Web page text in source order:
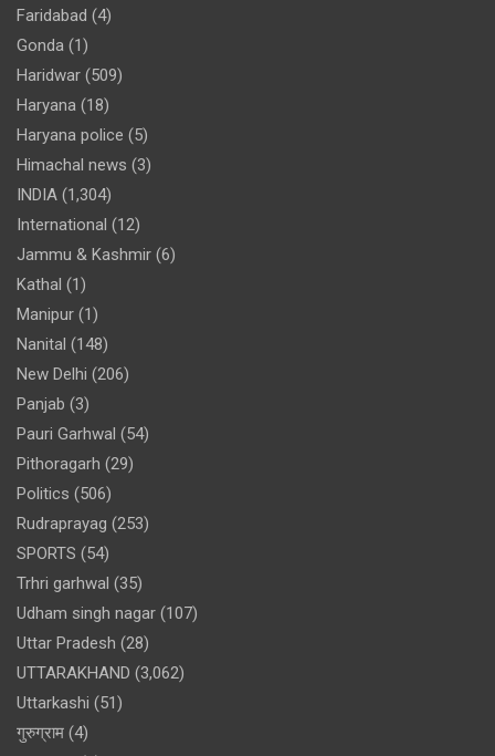
Faridabad (4)
Gonda (1)
Haridwar (509)
Haryana (18)
Haryana police (5)
Himachal news (3)
INDIA (1,304)
International (12)
Jammu & Kashmir (6)
Kathal (1)
Manipur (1)
Nanital (148)
New Delhi (206)
Panjab (3)
Pauri Garhwal (54)
Pithoragarh (29)
Politics (506)
Rudraprayag (253)
SPORTS (54)
Trhri garhwal (35)
Udham singh nagar (107)
Uttar Pradesh (28)
UTTARAKHAND (3,062)
Uttarkashi (51)
गुरुग्राम (4)